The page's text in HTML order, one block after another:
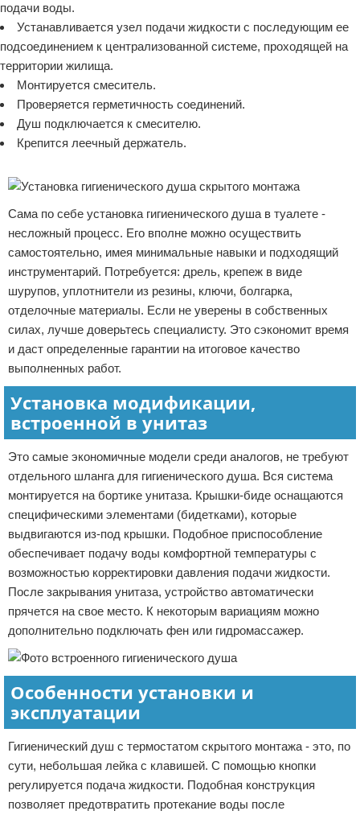
подачи воды.
Устанавливается узел подачи жидкости с последующим ее
подсоединением к централизованной системе, проходящей на
территории жилища.
Монтируется смеситель.
Проверяется герметичность соединений.
Душ подключается к смесителю.
Крепится леечный держатель.
Сама по себе установка гигиенического душа в туалете -
несложный процесс. Его вполне можно осуществить
самостоятельно, имея минимальные навыки и подходящий
инструментарий. Потребуется: дрель, крепеж в виде
шурупов, уплотнители из резины, ключи, болгарка,
отделочные материалы. Если не уверены в собственных
силах, лучше доверьтесь специалисту. Это сэкономит время
и даст определенные гарантии на итоговое качество
выполненных работ.
Установка модификации,
встроенной в унитаз
Это самые экономичные модели среди аналогов, не требуют
отдельного шланга для гигиенического душа. Вся система
монтируется на бортике унитаза. Крышки-биде оснащаются
специфическими элементами (бидетками), которые
выдвигаются из-под крышки. Подобное приспособление
обеспечивает подачу воды комфортной температуры с
возможностью корректировки давления подачи жидкости.
После закрывания унитаза, устройство автоматически
прячется на свое место. К некоторым вариациям можно
дополнительно подключать фен или гидромассажер.
Особенности установки и
эксплуатации
Гигиенический душ с термостатом скрытого монтажа - это, по
сути, небольшая лейка с клавишей. С помощью кнопки
регулируется подача жидкости. Подобная конструкция
позволяет предотвратить протекание воды после